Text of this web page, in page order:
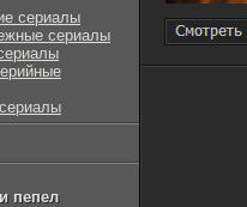
сериалы
сериалы
пепел